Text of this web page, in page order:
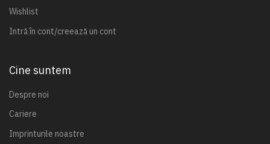
Wishlist
Intră în cont/creează un cont
Cine suntem
Despre noi
Cariere
Imprinturile noastre